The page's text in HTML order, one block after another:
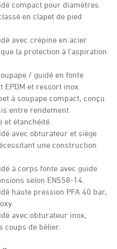
compact pour diamètres
en clapet de pied
avec crépine en acier
la protection à l’aspiration
/ guidé en fonte
EPDM et ressort inox.
à soupape compact, conçu
entre rendement
et étanchéité.
avec obturateur et siège
une construction
à corps fonte avec guide
selon EN558-14.
haute pression PFA 40 bar,
avec obturateur inox,
coups de bélier.